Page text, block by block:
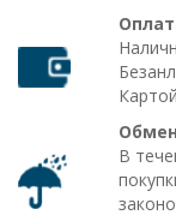
В